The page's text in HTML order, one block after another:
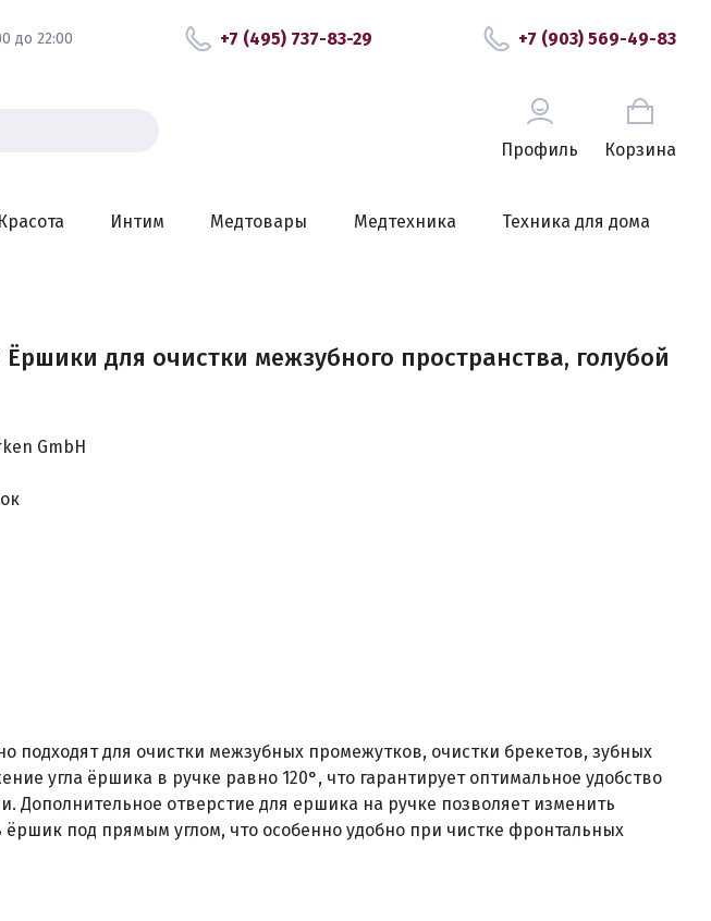
до 22:00 +7 (495) 737-83-29 +7 (903) 569-49-83
Профиль Корзина
Красота Интим Медтовары Медтехника Техника для дома
для очистки межзубного пространства, голубой
GmbH
подходят для очистки межзубных промежутков, очистки брекетов, зубных
угла ёршика в ручке равно 120°, что гарантирует оптимальное удобство
Дополнительное отверстие для ершика на ручке позволяет изменить
ёршик под прямым углом, что особенно удобно при чистке фронтальных